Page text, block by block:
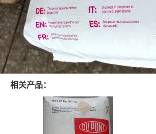
相关产品：